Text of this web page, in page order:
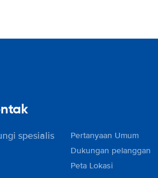
spesialis
Pertanyaan Umum
Dukungan pelanggan
Peta Lokasi